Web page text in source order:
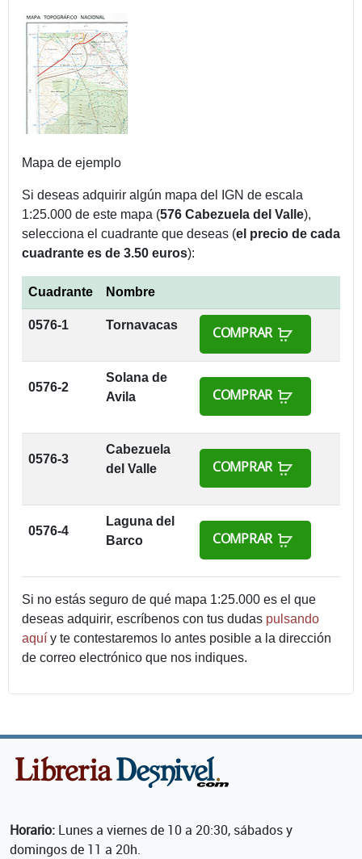
Mapa de ejemplo
Si deseas adquirir algún mapa del IGN de escala
1:25.000 de este mapa (576 Cabezuela del Valle),
selecciona el cuadrante que deseas (el precio de cada
cuadrante es de 3.50 euros):
Cuadrante Nombre
0576-1 Tornavacas COMPRAR
0576-2
Solana de
Avila
COMPRAR
0576-3
Cabezuela
del Valle
COMPRAR
0576-4
Laguna del
Barco
COMPRAR
Si no estás seguro de qué mapa 1:25.000 es el que
deseas adquirir, escríbenos con tus dudas pulsando
aquí y te contestaremos lo antes posible a la dirección
de correo electrónico que nos indiques.
Horario: Lunes a viernes de 10 a 20:30, sábados y
domingos de 11 a 20h.